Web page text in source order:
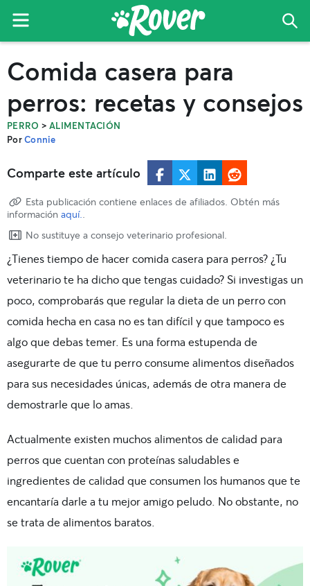
to
primary
navigation
to
main
content
to
primary
sidebar
El
de
Rover
Menu
Comida casera para
perros: recetas y consejos
PERRO >ALIMENTACIÓN
PorConnie
Comparte este artículo
Esta publicación contiene enlaces de afiliados. Obtén más
información aquí..
No sustituye a consejo veterinario profesional.
¿Tienes tiempo de hacer comida casera para perros? ¿Tu
veterinario te ha dicho que tengas cuidado? Si investigas un
poco, comprobarás que regular la dieta de un perro con
comida hecha en casa no es tan difícil y que tampoco es
algo que debas temer. Es una forma estupenda de
asegurarte de que tu perro consume alimentos diseñados
para sus necesidades únicas, además de otra manera de
demostrarle que lo amas.
Actualmente existen muchos alimentos de calidad para
perros que cuentan con proteínassaludables e
ingredientes de calidad que consumen los humanosque te
encantaría darle a tu mejor amigo peludo. No obstante, no
se trata de alimentos baratos.